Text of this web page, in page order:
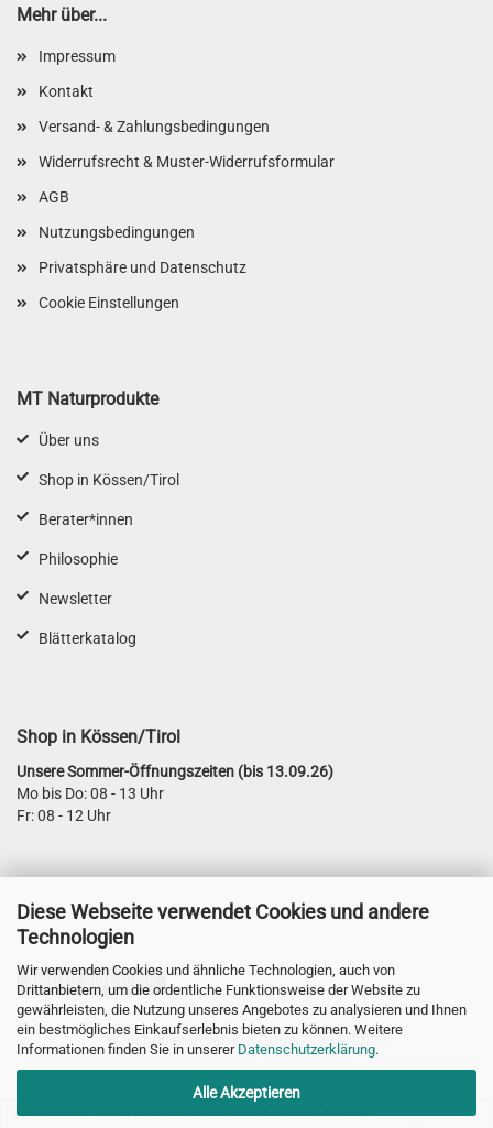
Diese Webseite verwendet Cookies und andere
Technologien
Wir verwenden Cookies und ähnliche Technologien, auch von
Drittanbietern, um die ordentliche Funktionsweise der Website zu
gewährleisten, die Nutzung unseres Angebotes zu analysieren und Ihnen
ein bestmögliches Einkaufserlebnis bieten zu können. Weitere
Informationen finden Sie in unserer Datenschutzerklärung.
Alle Akzeptieren
Mehr über...
Impressum
Kontakt
Versand- & Zahlungsbedingungen
Widerrufsrecht & Muster-Widerrufsformular
AGB
Nutzungsbedingungen
Privatsphäre und Datenschutz
Cookie Einstellungen
MT Naturprodukte
Über uns
Shop in Kössen/Tirol
Berater*innen
Philosophie
Newsletter
Blätterkatalog
Shop in Kössen/Tirol
Unsere Sommer-Öffnungszeiten (bis 13.09.26)
Mo bis Do: 08 - 13 Uhr
Fr: 08 - 12 Uhr
Vertrag widerrufen
Webshop erstellenmit Gambio.de © 2026
Ausgewählte Top-Bewertungen für www.mt-naturprodukte.at